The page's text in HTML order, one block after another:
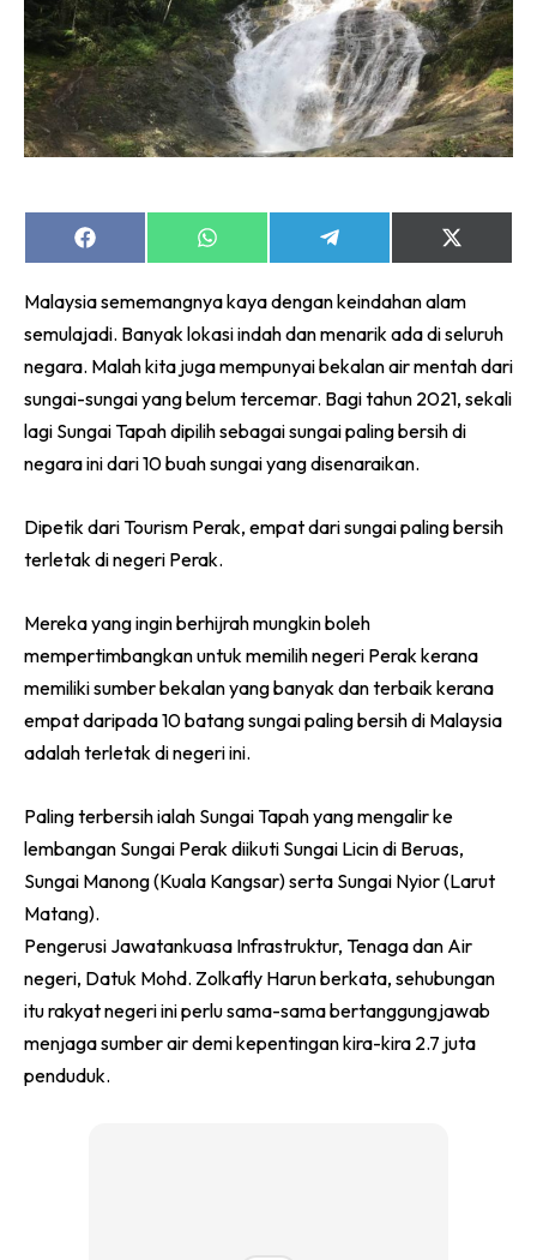
Share
on
Share
on
Share
on
Share
on
(Twitter)
Malaysia sememangnya kaya dengan keindahan alam
semulajadi. Banyak lokasi indah dan menarik ada di seluruh
negara. Malah kita juga mempunyai bekalan air mentah dari
sungai-sungai yang belum tercemar. Bagi tahun 2021, sekali
lagi Sungai Tapah dipilih sebagai sungai paling bersih di
negara ini dari 10 buah sungai yang disenaraikan.
Dipetik dari Tourism Perak, empat dari sungai paling bersih
terletak di negeri Perak.
Mereka yang ingin berhijrah mungkin boleh
mempertimbangkan untuk memilih negeri Perak kerana
memiliki sumber bekalan yang banyak dan terbaik kerana
empat daripada 10 batang sungai paling bersih di Malaysia
adalah terletak di negeri ini.
Paling terbersih ialah Sungai Tapah yang mengalir ke
lembangan Sungai Perak diikuti Sungai Licin di Beruas,
Sungai Manong (Kuala Kangsar) serta Sungai Nyior (Larut
Matang).
Pengerusi Jawatankuasa Infrastruktur, Tenaga dan Air
negeri, Datuk Mohd. Zolkafly Harun berkata, sehubungan
itu rakyat negeri ini perlu sama-sama bertanggungjawab
menjaga sumber air demi kepentingan kira-kira 2.7 juta
penduduk.